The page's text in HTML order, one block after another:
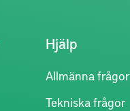
Hjälp
Allmänna frågor
Tekniska frågor